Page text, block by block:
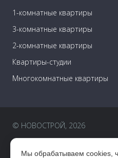
1-комнатные квартиры
3-комнатные квартиры
2-комнатные квартиры
Квартиры-студии
Многокомнатные квартиры
© НОВОСТРОЙ, 2026
Пользовательское соглашение
Мы обрабатываем cookies,